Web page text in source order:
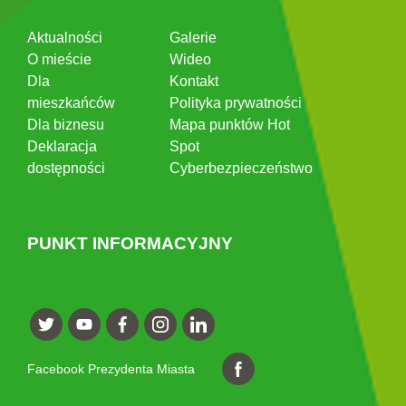
Aktualności
O mieście
Dla
mieszkańców
Dla biznesu
Deklaracja
dostępności
Galerie
Wideo
Kontakt
Polityka prywatności
Mapa punktów Hot
Spot
Cyberbezpieczeństwo
PUNKT INFORMACYJNY
Facebook Prezydenta Miasta